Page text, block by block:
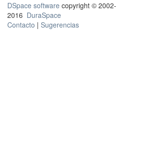
DSpace software copyright © 2002-
2016 DuraSpace
Contacto | Sugerencias